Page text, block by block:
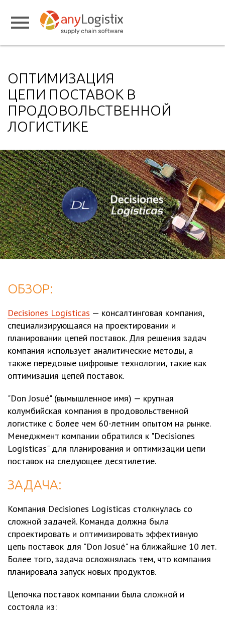
ОПТИМИЗАЦИЯ
ЦЕПИ ПОСТАВОК В
ПРОДОВОЛЬСТВЕННОЙ
ЛОГИСТИКЕ
ОБЗОР:
Decisiones Logísticas — консалтинговая компания,
специализирующаяся на проектировании и
планировании цепей поставок. Для решения задач
компания использует аналитические методы, а
также передовые цифровые технологии, такие как
оптимизация цепей поставок.
"Don Josué" (вымышленное имя) — крупная
колумбийская компания в продовольственной
логистике с более чем 60-летним опытом на рынке.
Менеджмент компании обратился к "Decisiones
Logísticas" для планирования и оптимизации цепи
поставок на следующее десятилетие.
ЗАДАЧА:
Компания Decisiones Logísticas столкнулась со
сложной задачей. Команда должна была
спроектировать и оптимизировать эффективную
цепь поставок для "Don Josué" на ближайшие 10 лет.
Более того, задача осложнялась тем, что компания
планировала запуск новых продуктов.
Цепочка поставок компании была сложной и
состояла из: